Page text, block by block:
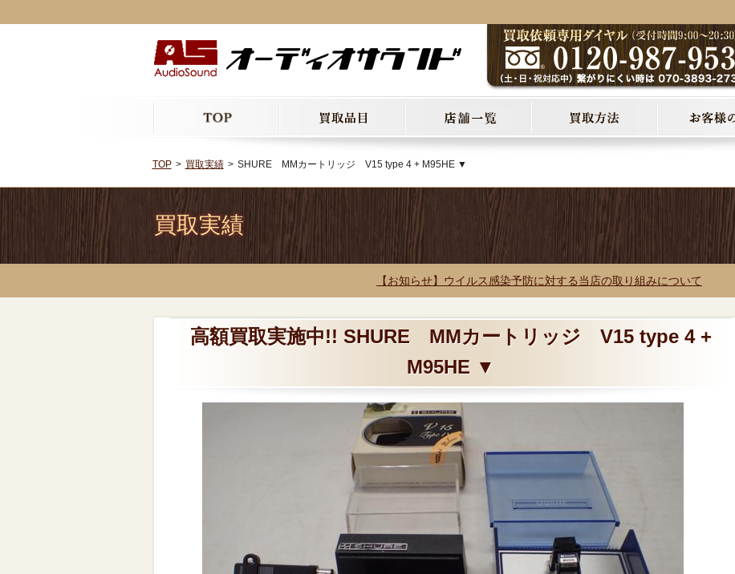
TOP 買取実績 SHURE MMカートリッジ V15 type 4 + M95HE ▼
買取実績
【お知らせ】ウイルス感染予防に対する当店の取り組みについて
高額買取実施中!! SHURE MMカートリッジ V15 type 4 +
M95HE ▼